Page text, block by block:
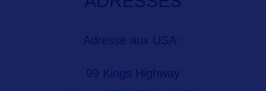
Adresse aux USA :
99 Kings Highway